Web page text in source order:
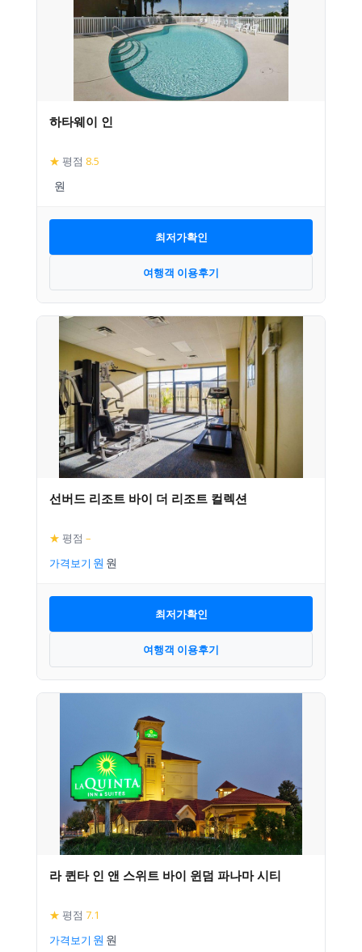
하타웨이 인
★ 평점 8.5
최저가확인
여행객 이용후기
선버드 리조트 바이 더 리조트 컬렉션
★ 평점 –
가격보기
최저가확인
여행객 이용후기
라 퀸타 인 앤 스위트 바이 윈덤 파나마 시티
★ 평점 7.1
가격보기